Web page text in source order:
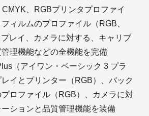
CMYK、RGBプリンタプロファイ
ィルムのプロファイル（RGB、
レイ、カメラに対する、キャリブ
理機能などの全機能を完備
（アイワン・ベーシック 3 プラ
イとプリンター（RGB）、バック
ロファイル（RGB）、カメラに対
ションと品質管理機能を装備